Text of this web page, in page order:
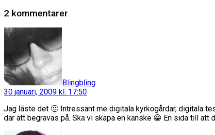
2 kommentarer
Blingbling
30 januari, 2009 kl. 17:50
Jag läste det 🙂 Intressant me digitala kyrkogårdar, digitala
där att begravas på. Ska vi skapa en kanske 😀 En sida till att